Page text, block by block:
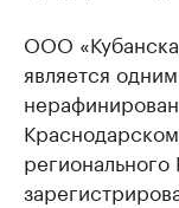
ООО
является